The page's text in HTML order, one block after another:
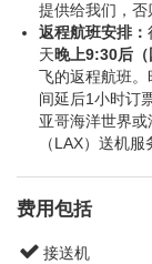
提供给我们，否
返程航班安排：
天晚上9:30后（
飞的返程航班
间延后1小时订
亚哥海洋世界
（LAX）送机服
费用包括
接送机